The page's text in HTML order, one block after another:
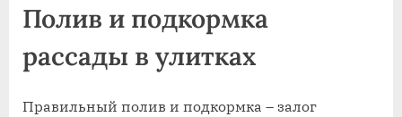
Полив и подкормка
рассады в улитках
Правильный полив и подкормка – залог